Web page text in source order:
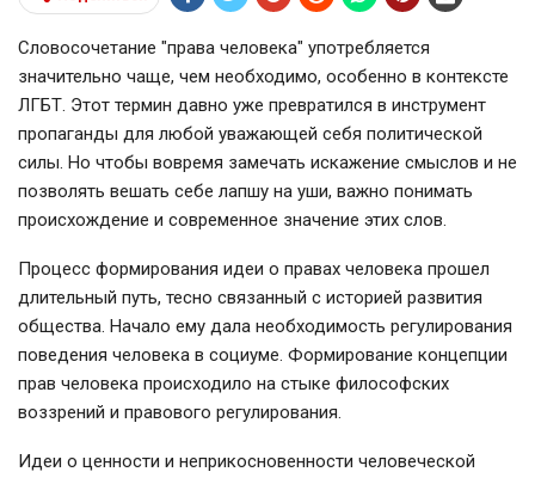
Словосочетание "права человека" употребляется
значительно чаще, чем необходимо, особенно в контексте
ЛГБТ. Этот термин давно уже превратился в инструмент
пропаганды для любой уважающей себя политической
силы. Но чтобы вовремя замечать искажение смыслов и не
позволять вешать себе лапшу на уши, важно понимать
происхождение и современное значение этих слов.
Процесс формирования идеи о правах человека прошел
длительный путь, тесно связанный с историей развития
общества. Начало ему дала необходимость регулирования
поведения человека в социуме. Формирование концепции
прав человека происходило на стыке философских
воззрений и правового регулирования.
Идеи о ценности и неприкосновенности человеческой